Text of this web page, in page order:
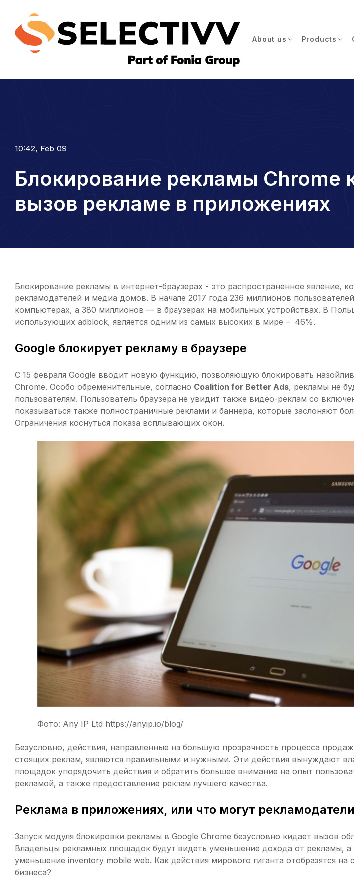
About us Products
10:42, Feb 09
Блокирование рекламы Chrome
вызов рекламе в приложениях
Блокирование рекламы в интернет-браузерах - это распространенное явление,
рекламодателей и медиа домов. В начале 2017 года 236 миллионов
компьютерах, а 380 миллионов — в браузерах на мобильных устройствах. В
использующих adblock, является одним из самых высоких в мире – 46%.
Google блокирует рекламу в браузере
С 15 февраля Google вводит новую функцию, позволяющую блокировать
Chrome. Особо обременительные, согласно Coalition for Better Ads, рекламы не
пользователям. Пользователь браузера не увидит также видео-реклам со
показываться также полностраничные реклами и баннера, которые заслоняют
Ограничения коснуться показа всплывающих окон.
Фото: Any IP Ltd https://anyip.io/blog/
Безусловно, действия, направленные на большую прозрачность процесса
стоящих реклам, являются правильными и нужными. Эти действия вынуждают
площадок упорядочить действия и обратить большее внимание на опыт
рекламой, а также предоставление реклам лучшего качества.
Реклама в приложениях, или что могут
Запуск модуля блокировки рекламы в Google Chrome безусловно кидает вызов
Владельцы рекламных площадок будут видеть уменьшение дохода от рекламы, а
уменьшение inventory mobile web. Как действия мирового гиганта отобразятся на
бизнеса?